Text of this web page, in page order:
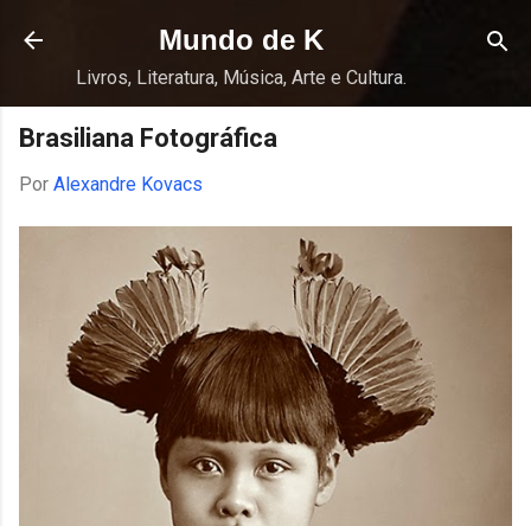
Pular para o conteúdo principal
Mundo de K
Livros, Literatura, Música, Arte e Cultura.
Brasiliana Fotográfica
Por Alexandre Kovacs